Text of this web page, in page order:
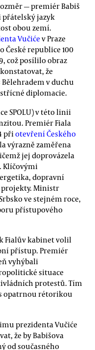
— premiér Babiš
přátelský jazyk
obou zemí.
Vučiće v Praze
České republice 100
což posílilo obraz
že
v duchu
diplomacie.
SPOLU) v této linii
Premiér Fiala
přiotevření Českého
výrazně zaměřena
jej doprovázela
Klíčovými
dopravní
Ministr
ve stejném roce,
přístupového
Fialův kabinet volil
přístup. Premiér
vyhýbali
situace
protestů. Tím
opatrnou rétorikou
prezidenta Vučiće
že by Babišova
od současného